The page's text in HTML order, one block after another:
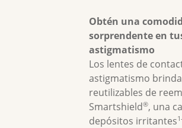
Obtén una
sorprendente en
astigmatismo
Los lentes de
astigmatismo
reutilizables de
Smartshield®, una
depósitos irritantes